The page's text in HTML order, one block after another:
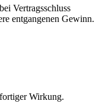
Vertragsschluss
entgangenen Gewinn.
Wirkung.